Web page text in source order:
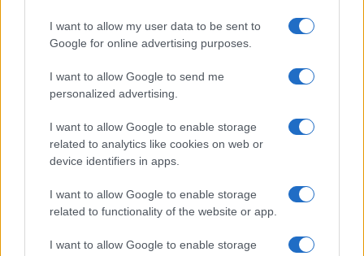
I want to allow my user data to be sent to
Google for online advertising purposes.
I want to allow Google to send me
personalized advertising.
I want to allow Google to enable storage
related to analytics like cookies on web or
device identifiers in apps.
I want to allow Google to enable storage
related to functionality of the website or app.
I want to allow Google to enable storage
Failed to fetch
Slovenj Gradec
Dravograd
Prevalje
Mežica Črna na Koroškem
Kategorije: Novice Novice Novice
Novice
Novice